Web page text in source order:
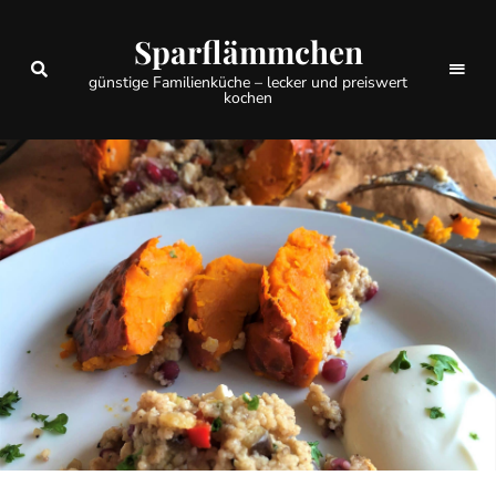
Sparflämmchen
günstige Familienküche – lecker und preiswert
kochen